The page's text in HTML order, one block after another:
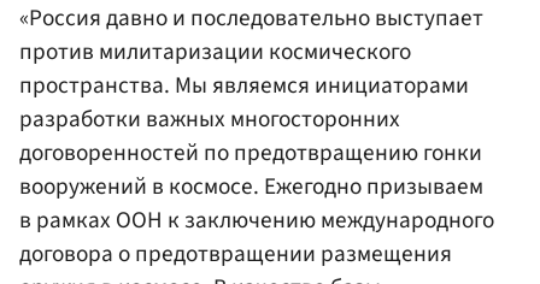
«Россия давно и последовательно выступает
против милитаризации космического
пространства. Мы являемся инициаторами
разработки важных многосторонних
договоренностей по предотвращению гонки
вооружений в космосе. Ежегодно призываем
в рамках ООН к заключению международного
договора о предотвращении размещения